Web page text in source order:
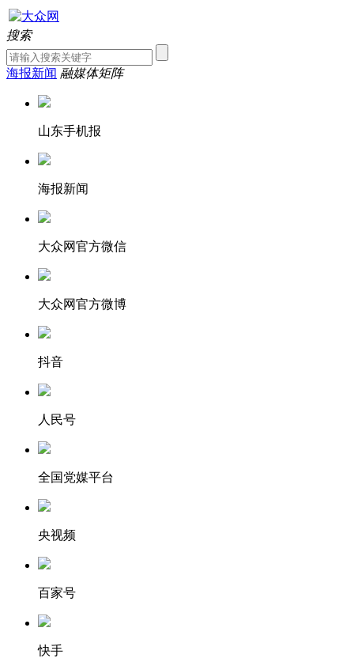
搜索
海报新闻 融媒体矩阵
山东手机报
海报新闻
大众网官方微信
大众网官方微博
抖音
人民号
全国党媒平台
央视频
百家号
快手